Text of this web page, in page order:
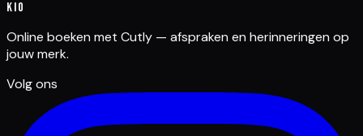
Kio
Online boeken met Cutly — afspraken en herinneringen op
jouw merk.
Volg ons